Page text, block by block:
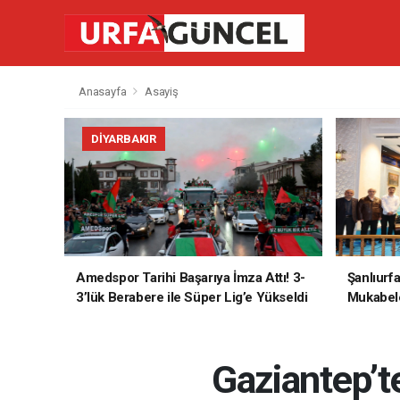
Anasayfa Asayiş
DIYARBAKIR
Amedspor Tarihi Başarıya İmza Attı! 3-
3’lük Berabere ile Süper Lig’e Yükseldi